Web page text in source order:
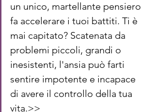
un unico, martellante pensiero
fa accelerare i tuoi battiti. Ti è
mai capitato? Scatenata da
problemi piccoli, grandi o
inesistenti, l'ansia può farti
sentire impotente e incapace
di avere il controllo della tua
vita.>>